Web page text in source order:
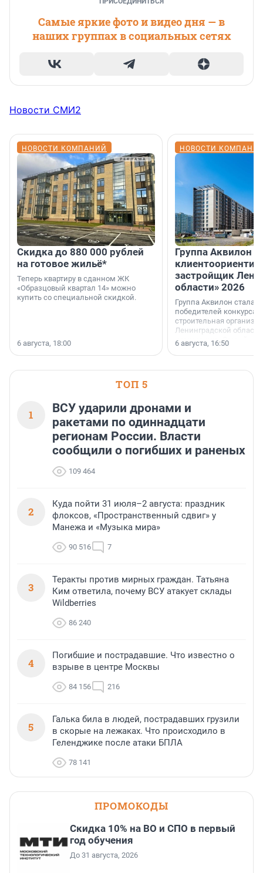
Самые яркие фото и видео дня — в
наших группах в социальных сетях
Новости СМИ2
НОВОСТИ КОМПАНИЙ
Скидка до 880 000 рублей
на готовое жильё*
Теперь квартиру в сданном ЖК
«Образцовый квартал 14» можно
купить со специальной скидкой.
6 августа, 18:00
НОВОСТИ
Группа Аквилон
застройщик
области» 2026
Группа Аквилон стала
победителей конкурса
строительная
Ленинградской области
номинации «Самый
застройщик
области».
6 августа, 16:50
ТОП 5
1
ВСУ ударили дронами и
ракетами по одиннадцати
регионам России. Власти
сообщили о погибших и раненых
109 464
2
Куда пойти 31 июля–2 августа: праздник
флоксов, «Пространственный сдвиг» у
Манежа и «Музыка мира»
90 516 7
3
Теракты против мирных граждан. Татьяна
Ким ответила, почему ВСУ атакует склады
Wildberries
86 240
4
Погибшие и пострадавшие. Что известно о
взрыве в центре Москвы
84 156 216
5
Галька била в людей, пострадавших грузили
в скорые на лежаках. Что происходило в
Геленджике после атаки БПЛА
78 141
ПРОМОКОДЫ
Скидка 10% на ВО и СПО в первый
год обучения
До 31 августа, 2026